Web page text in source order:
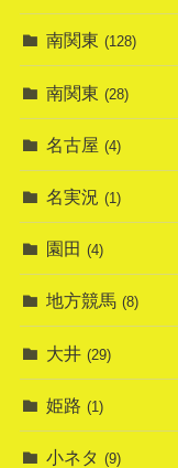
南関東 (128)
南関東 (28)
名古屋 (4)
名実況 (1)
園田 (4)
地方競馬 (8)
大井 (29)
姫路 (1)
小ネタ (9)